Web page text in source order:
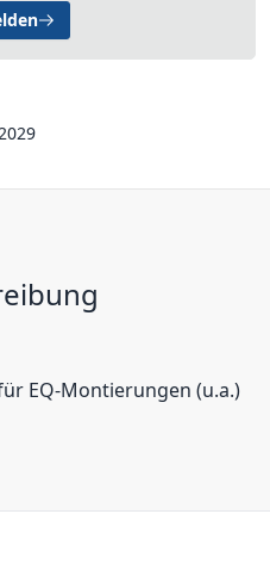
EQ-Montierungen (u.a.) 